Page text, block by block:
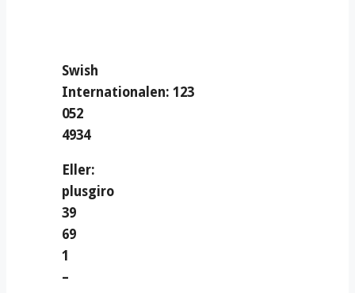
Swish
Internationalen: 123
052
4934
Eller:
plusgiro
39
69
1
–